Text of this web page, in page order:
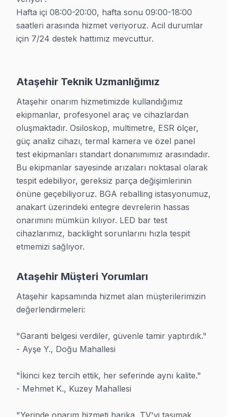
Müdahale:
Adres: Ataşehir,İstanbul,Türkiye| TR
Acil TV Servisi — Aynı Gün
Hafta sonu da açık — Ataşehir bölgesinde acil
Acil Destek: 0850 811 14 36
WhatsApp Destek
Ataşehir İçin Diğer Marka Servisleri
· Ataşehir Hi-Level
· Ataşehir iFFALCON
· Ataşehir Panasonic
· Ataşehir Toshiba
Hafta içi 08:00-20:00, hafta sonu 09:00-18:00
saatleri arasında hizmet veriyoruz. Acil durumlar
için 7/24 destek hattımız mevcuttur.
Ataşehir Teknik Uzmanlığımız
Ataşehir onarım hizmetimizde kullandığımız
ekipmanlar, profesyonel araç ve cihazlardan
oluşmaktadır. Osiloskop, multimetre, ESR ölçer,
güç analiz cihazı, termal kamera ve özel panel
test ekipmanları standart donanımımız arasındadır.
Bu ekipmanlar sayesinde arızaları noktasal olarak
tespit edebiliyor, gereksiz parça değişimlerinin
önüne geçebiliyoruz. BGA reballing istasyonumuz,
anakart üzerindeki entegre devrelerin hassas
onarımını mümkün kılıyor. LED bar test
cihazlarımız, backlight sorunlarını hızla tespit
etmemizi sağlıyor.
Ataşehir Müşteri Yorumları
Ataşehir kapsamında hizmet alan müşterilerimizin
değerlendirmeleri:
"Garanti belgesi verdiler, güvenle tamir yaptırdık."
- Ayşe Y., Doğu Mahallesi
"İkinci kez tercih ettik, her seferinde aynı kalite."
- Mehmet K., Kuzey Mahallesi
"Yerinde onarım hizmeti harika, TV'yi taşımak